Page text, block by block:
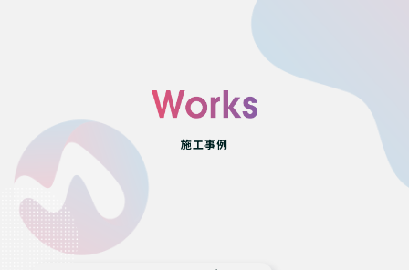
施工事例